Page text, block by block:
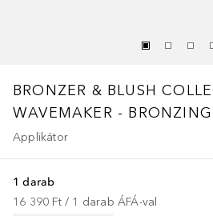
BRONZER & BLUSH
WAVEMAKER -
Applikátor
1 darab
16 390 Ft / 1 darab ÁFÁ-val